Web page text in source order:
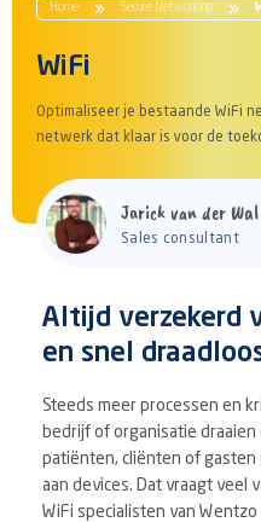
Home Secure Networking
WiFi
Optimaliseer je bestaande WiFi
netwerk dat klaar is voor de
Jarick van der Wal
Sales consultant
Altijd verzekerd
en snel
Steeds meer processen en
bedrijf of organisatie draaien
patiënten, cliënten of
aan devices. Dat vraagt veel
WiFi specialisten van